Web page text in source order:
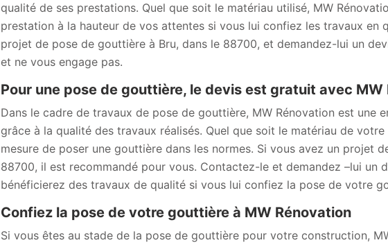
qualité de ses prestations. Quel que soit le matériau utilisé, MW
prestation à la hauteur de vos attentes si vous lui confiez les travaux en
projet de pose de gouttière à Bru, dans le 88700, et demandez-lui un
et ne vous engage pas.
Pour une pose de gouttière, le devis est gratuit avec MW
Dans le cadre de travaux de pose de gouttière, MW Rénovation est une
grâce à la qualité des travaux réalisés. Quel que soit le matériau de
mesure de poser une gouttière dans les normes. Si vous avez un projet
88700, il est recommandé pour vous. Contactez-le et demandez –lui un
bénéficierez des travaux de qualité si vous lui confiez la pose de votre
Confiez la pose de votre gouttière à MW Rénovation
Si vous êtes au stade de la pose de gouttière pour votre construction,